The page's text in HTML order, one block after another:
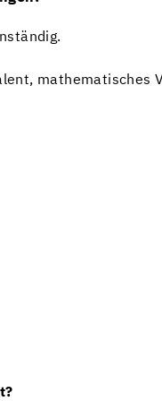
mathematisches